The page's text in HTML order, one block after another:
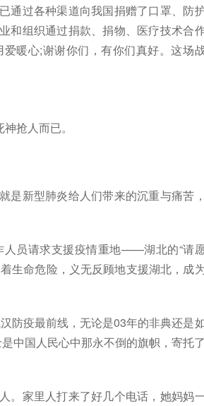
过各种渠道向我国捐赠了口罩、防
和组织通过捐款、捐物、医疗技术合
暖心;谢谢你们，有你们真好。这场
抢人而已。
新型肺炎给人们带来的沉重与痛苦，
员请求支援疫情重地——湖北的“请
生命危险，义无反顾地支援湖北，成
疫最前线，无论是03年的非典还是
中国人民心中那永不倒的旗帜，寄托了
家里人打来了好几个电话，她妈妈